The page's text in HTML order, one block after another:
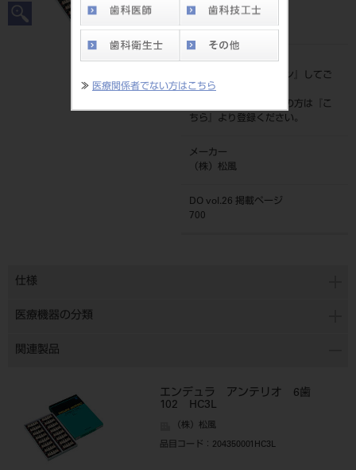
≫ 医療関係者でない方はこちら
JAN/EANコード
標準価格
ログイン
』してご
覧ください。
ネット会員登録がまだの方は『
こ
ちら
』より登録ください。
メーカー
（株）松風
DO vol.26 掲載ページ
700
仕様
医療機器の分類
関連製品
エンデュラ アンテリオ 6歯
102 HC3L
（株）松風
品目コード ：204350001HC3L